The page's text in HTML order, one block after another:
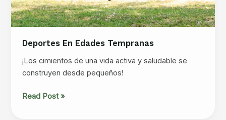
Deportes En Edades Tempranas
¡Los cimientos de una vida activa y saludable se
construyen desde pequeños!
Deportes
Read Post »